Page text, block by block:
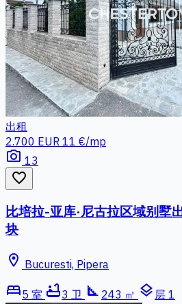
出租
2.700 EUR 11 €/mp
photo_camera 13
favorite_border
比培拉-亚库·尼古拉区域别墅
块
location_on Bucuresti, Pipera
bed5 室 bathtub3 卫 square_foot 243 ㎡ layers 层 1